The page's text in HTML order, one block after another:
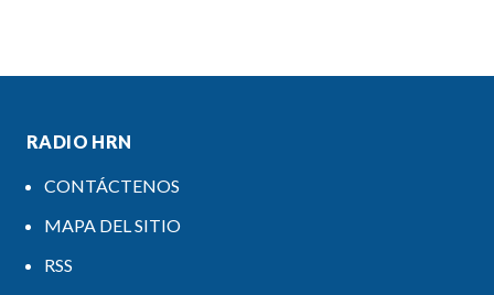
RADIO HRN
CONTÁCTENOS
MAPA DEL SITIO
RSS